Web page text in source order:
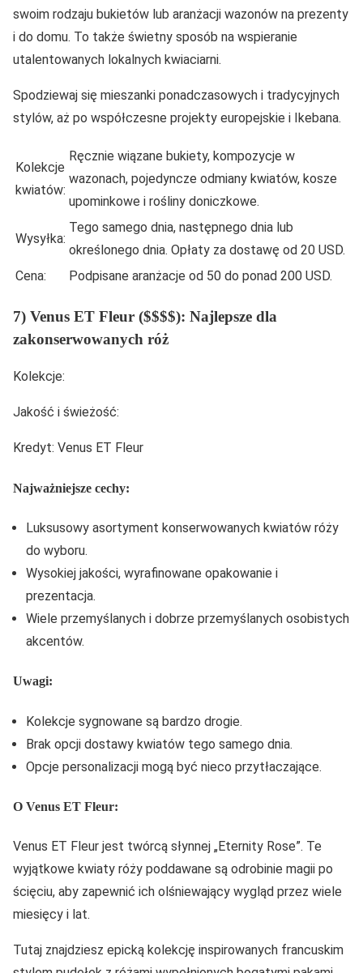
swoim rodzaju bukietów lub aranżacji wazonów na prezenty
i do domu. To także świetny sposób na wspieranie
utalentowanych lokalnych kwiaciarni.
Spodziewaj się mieszanki ponadczasowych i tradycyjnych
stylów, aż po współczesne projekty europejskie i Ikebana.
Kolekcje
kwiatów:
Ręcznie wiązane bukiety, kompozycje w
wazonach, pojedyncze odmiany kwiatów, kosze
upominkowe i rośliny doniczkowe.
Wysyłka:
Tego samego dnia, następnego dnia lub
określonego dnia. Opłaty za dostawę od 20 USD.
Cena:
Podpisane aranżacje od 50 do ponad 200 USD.
7) Venus ET Fleur ($$$$): Najlepsze dla
zakonserwowanych róż
Kolekcje:
Jakość i świeżość:
Kredyt: Venus ET Fleur
Najważniejsze cechy:
Luksusowy asortyment konserwowanych kwiatów róży
do wyboru.
Wysokiej jakości, wyrafinowane opakowanie i
prezentacja.
Wiele przemyślanych i dobrze przemyślanych osobistych
akcentów.
Uwagi:
Kolekcje sygnowane są bardzo drogie.
Brak opcji dostawy kwiatów tego samego dnia.
Opcje personalizacji mogą być nieco przytłaczające.
O Venus ET Fleur:
Venus ET Fleur jest twórcą słynnej „Eternity Rose”. Te
wyjątkowe kwiaty róży poddawane są odrobinie magii po
ścięciu, aby zapewnić ich olśniewający wygląd przez wiele
miesięcy i lat.
Tutaj znajdziesz epicką kolekcję inspirowanych francuskim